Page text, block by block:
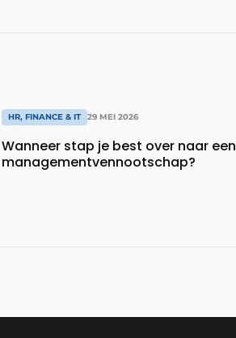
HR, FINANCE & IT 29 MEI 2026
Wanneer stap je best over naar een
managementvennootschap?